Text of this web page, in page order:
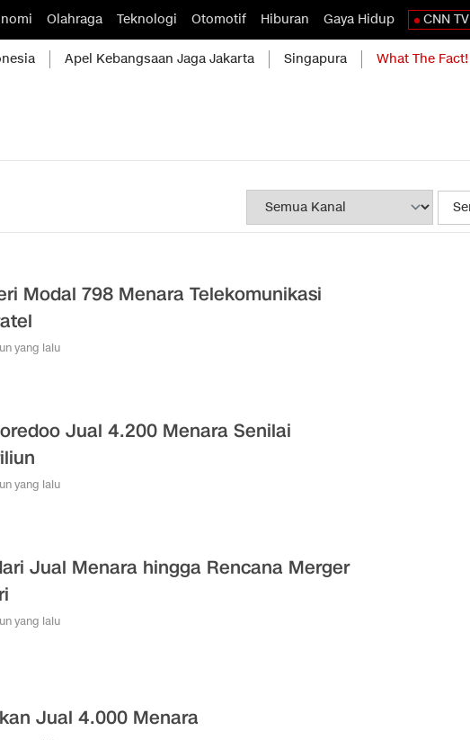
Olahraga Teknologi Otomotif Hiburan Gaya Hidup CNN TV
Apel Kebangsaan Jaga Jakarta Singapura What The Fact!
Modal 798 Menara Telekomunikasi
yang lalu
Jual 4.200 Menara Senilai
yang lalu
Jual Menara hingga Rencana Merger
yang lalu
Jual 4.000 Menara